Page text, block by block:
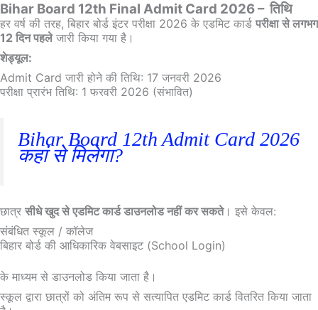
Bihar Board 12th Final Admit Card 2026 – तिथि
हर वर्ष की तरह, बिहार बोर्ड इंटर परीक्षा 2026 के एडमिट कार्ड परीक्षा से लगभग
12 दिन पहलेजारी किया गया है।
शेड्यूल:
Admit Card जारी होने की तिथि: 17 जनवरी 2026
परीक्षा प्रारंभ तिथि: 1 फरवरी 2026 (संभावित)
Bihar Board 12th Admit Card 2026
कहां से मिलेगा?
छात्र सीधे खुद से एडमिट कार्ड डाउनलोड नहीं कर सकते। इसे केवल:
संबंधित स्कूल / कॉलेज
बिहार बोर्ड की आधिकारिक वेबसाइट (School Login)
के माध्यम से डाउनलोड किया जाता है।
स्कूल द्वारा छात्रों को अंतिम रूप से सत्यापित एडमिट कार्ड वितरित किया जाता